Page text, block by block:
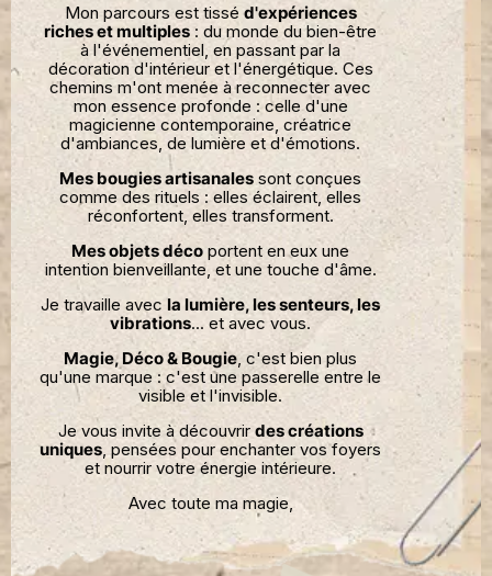
Mon parcours est tisséd'expériences
riches et multiples : du monde du bien-être
à l'événementiel, en passant par la
décoration d'intérieur et l'énergétique. Ces
chemins m'ont menée à reconnecter avec
mon essence profonde : celle d'une
magicienne contemporaine, créatrice
d'ambiances, de lumière et d'émotions.
Mes bougies artisanales sont conçues
comme des rituels : elles éclairent, elles
réconfortent, elles transforment.
Mes objets déco portent en eux une
intention bienveillante, et une touche d'âme.
Je travaille avec la lumière, les senteurs, les
vibrations... et avec vous.
Magie, Déco & Bougie , c'est bien plus
qu'une marque : c'est une passerelle entre le
visible et l'invisible.
Je vous invite à découvrir des créations
uniques , pensées pour enchanter vos foyers
et nourrir votre énergie intérieure.
Avec toute ma magie,